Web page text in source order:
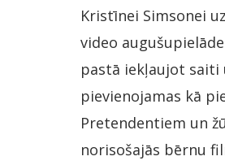
Kristīnei Simsonei
video
pastā iekļaujot saiti
pievienojamas kā
Pretendentiem un
norisošajās bērnu